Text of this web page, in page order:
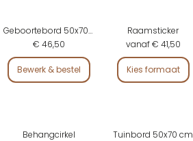
Geboortebord 50x70 cm
€ 46,50
Bewerk & bestel
Raamsticker
vanaf € 41,50
Kies formaat
Behangcirkel
Tuinbord 50x70 cm